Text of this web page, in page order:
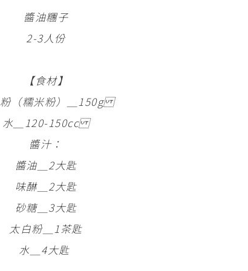
醬油糰子
2-3人份
【食材】
粉（糯米粉）＿150g
水＿120-150cc
醬汁：
醬油＿2大匙
味醂＿2大匙
砂糖＿3大匙
太白粉＿1茶匙
水＿4大匙